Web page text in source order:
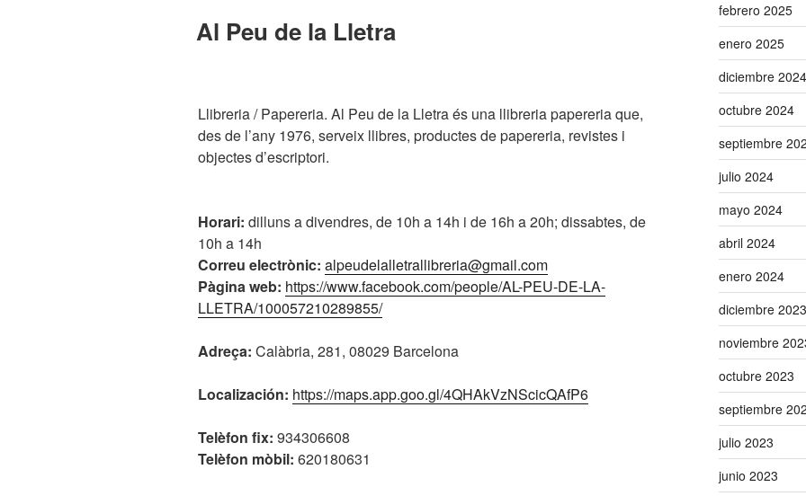
EL
Al Peu de la Lletra
Llibreria / Papereria. Al Peu de la Lletraés una llibreria papereria que,
des de l’any 1976, serveix llibres, productes de papereria, revistes i
objectes d’escriptori.
Horari: dilluns a divendres, de 10h a 14h i de 16h a 20h; dissabtes, de
10h a 14h
Correu electrònic: alpeudelalletrallibreria@gmail.com
Pàgina web: https://www.facebook.com/people/AL-PEU-DE-LA-
LLETRA/100057210289855/
Adreça: Calàbria, 281, 08029 Barcelona
Localización: https://maps.app.goo.gl/4QHAkVzNScicQAfP6
Telèfon fix: 934306608
Telèfon mòbil: 620180631
febrero 2025
enero 2025
diciembre 2024
octubre 2024
septiembre
julio 2024
mayo 2024
abril 2024
enero 2024
diciembre 2023
noviembre
octubre 2023
septiembre
julio 2023
junio 2023